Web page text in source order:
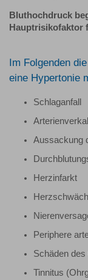
Bluthochdruck
Hauptrisikofaktor
Im Folgenden
eine Hypertonie
Schlaganfall
Aussackung
Herzinfarkt
Periphere
Schäden
Tinnitus